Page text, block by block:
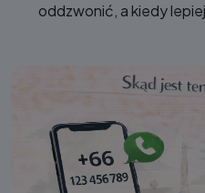
oddzwonić, a kiedy